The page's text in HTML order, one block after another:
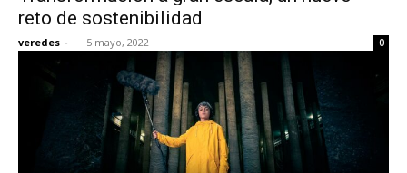
reto de sostenibilidad
veredes - 5 mayo, 2022 0